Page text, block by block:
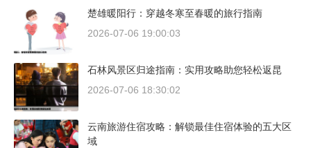
楚雄暖阳行：穿越冬寒至春暖的旅行指南
2026-07-06 19:00:03
石林风景区归途指南：实用攻略助您轻松返昆
2026-07-06 18:30:02
云南旅游住宿攻略：解锁最佳住宿体验的五大区
域